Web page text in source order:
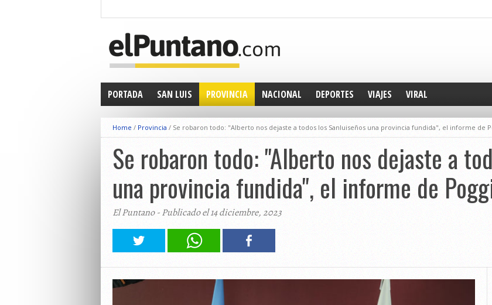
PORTADA SAN LUIS PROVINCIA NACIONAL DEPORTES VIAJES VIRAL
Home / Provincia / Se robaron todo: "Alberto nos dejaste a todos los Sanluiseños una provincia fundida", el informe de
Se robaron todo: "Alberto nos dejaste a
una provincia fundida", el informe de
El Puntano - Publicado el 14 diciembre, 2023